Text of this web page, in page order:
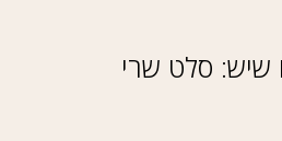
שיש: סלט שרי